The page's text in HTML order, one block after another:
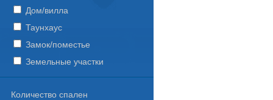
Дом/вилла
Таунхаус
Замок/поместье
Земельные участки
Количество спален